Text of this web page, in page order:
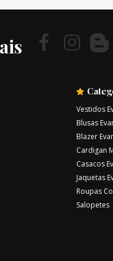
Vestidos
Blusas
Blazer
Cardigan
Casacos
Jaquetas
Roupas
Salopetes